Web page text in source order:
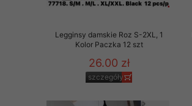
Legginsy damskie Roz S-2XL, 1
Kolor Paczka 12 szt
26.00 zł
szczegóły